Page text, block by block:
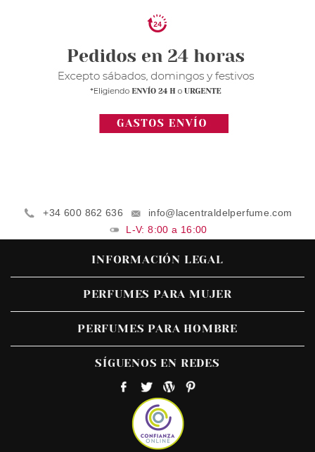
+34 600 862 636
info@lacentraldelperfume.com
L-V: 8:00 a 16:00
INFORMACIÓN LEGAL
PERFUMES PARA MUJER
PERFUMES PARA HOMBRE
SÍGUENOS EN REDES